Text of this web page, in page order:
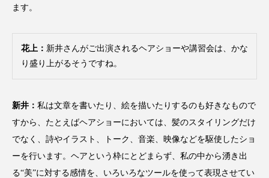
ローカル
価格改定 保湿 保湿と香り 保湿成分
健康寿命 光老化 免疫 肌
ます。
花上： 新井さんがご出演されるヘアショーや講習会は、かな
り盛り上がるそうですね。
新井： 私は文章を書いたり、絵を描いたりするのも好きなもので
すから、たとえばヘアショーにおいては、髪のスタイリングだけ
でなく、詩やイラスト、トーク、音楽、映像などを駆使したショ
ーを行います。ヘアという枠にとどまらず、私の中から湧き出
る“美”に対する感情を、いろいろなツールを使って表現させてい